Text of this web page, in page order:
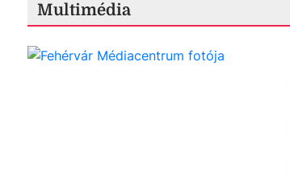
Multimédia